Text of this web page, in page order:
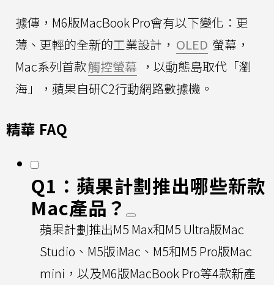
據傳，M6版MacBook Pro會有以下變化：更
薄、更輕的全新的工業設計， OLED 螢幕，
Mac系列首款觸控螢幕 ，以動態島取代「瀏
海」，蘋果自研C2行動網路數據機。
精華 FAQ
Q1：蘋果計劃推出哪些新款
Mac產品？
蘋果計劃推出M5 Max和M5 Ultra版Mac
Studio、M5版iMac、M5和M5 Pro版Mac
mini，以及M6版MacBook Pro等4款新產